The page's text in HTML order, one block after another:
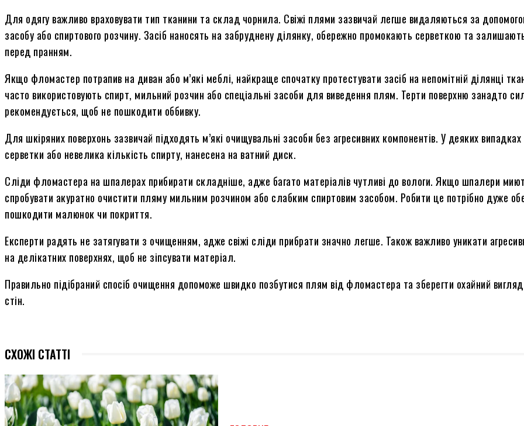
Для одягу важливо враховувати тип тканини та склад чорнила. Свіжі плями зазвичай легше видаляються за
засобу або спиртового розчину. Засіб наносять на забруднену ділянку, обережно промокають серветкою та
перед пранням.
Якщо фломастер потрапив на диван або м’які меблі, найкраще спочатку протестувати засіб на непомітній ділянці
часто використовують спирт, мильний розчин або спеціальні засоби для виведення плям. Терти поверхню занадто
рекомендується, щоб не пошкодити оббивку.
Для шкіряних поверхонь зазвичай підходять м’які очищувальні засоби без агресивних компонентів. У деяких
серветки або невелика кількість спирту, нанесена на ватний диск.
Сліди фломастера на шпалерах прибирати складніше, адже багато матеріалів чутливі до вологи. Якщо шпалери
спробувати акуратно очистити пляму мильним розчином або слабким спиртовим засобом. Робити це потрібно дуже
пошкодити малюнок чи покриття.
Експерти радять не затягувати з очищенням, адже свіжі сліди прибрати значно легше. Також важливо уникати
на делікатних поверхнях, щоб не зіпсувати матеріал.
Правильно підібраний спосіб очищення допоможе швидко позбутися плям від фломастера та зберегти охайний
стін.
СХОЖІ СТАТТІ